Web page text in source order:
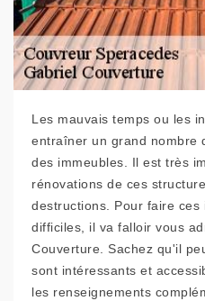
Les mauvais temps ou les
entraîner un grand nombre
des immeubles. Il est très
rénovations de ces
destructions. Pour faire
difficiles, il va falloir vous
Couverture. Sachez qu'il
sont intéressants et
les renseignements